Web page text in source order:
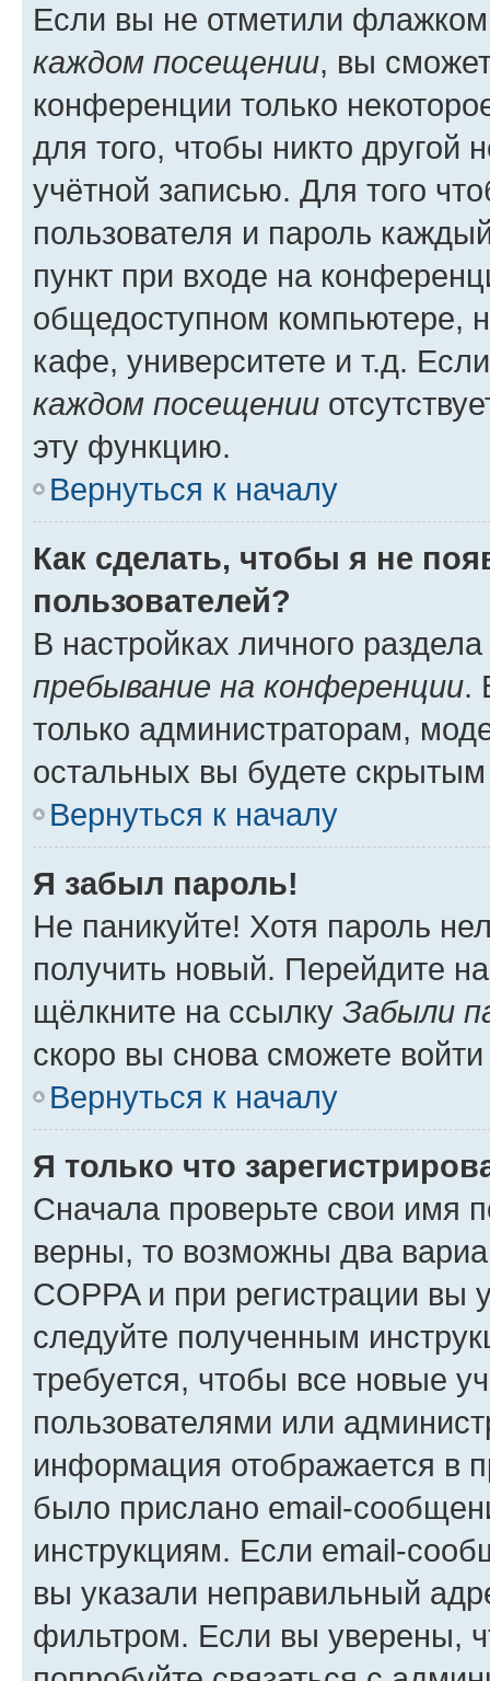
Если вы не отметили
каждом посещении, вы
конференции только
для того, чтобы никто другой
учётной записью. Для того
пользователя и пароль
пункт при входе на
общедоступном компьютере,
кафе, университете и т.д.
каждом посещении
эту функцию.
Вернуться к началу
Как сделать, чтобы я не
пользователей?
В настройках личного
пребывание на конференции.
только администраторам,
остальных вы будете
Вернуться к началу
Я забыл пароль!
Не паникуйте! Хотя пароль
получить новый. Перейдите
щёлкните на ссылку Забыли
скоро вы снова сможете
Вернуться к началу
Я только что
Сначала проверьте свои имя
верны, то возможны два
COPPA и при регистрации вы
следуйте полученным
требуется, чтобы все новые
пользователями или
информация отображается в
было прислано email-
инструкциям. Если email-
вы указали неправильный
фильтром. Если вы уверены,